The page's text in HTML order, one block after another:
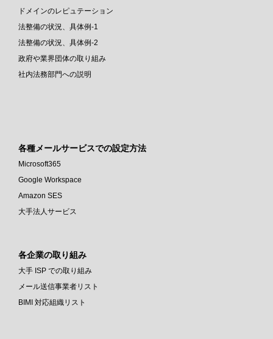
ドメインのレピュテーション
法整備の状況、具体例-1
法整備の状況、具体例-2
政府や業界団体の取り組み
社内法務部門への説明
各種メールサービスでの設定方法
Microsoft365
Google Workspace
Amazon SES
大手法人サービス
各企業の取り組み
大手 ISP での取り組み
メール送信事業者リスト
BIMI 対応組織リスト